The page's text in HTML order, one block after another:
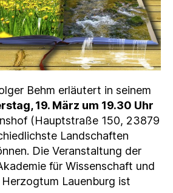
Behm erläutert in seinem
19. März um 19.30 Uhr
(Hauptstraße 150, 23879
Landschaften
Die Veranstaltung der
für Wissenschaft und
Lauenburg ist